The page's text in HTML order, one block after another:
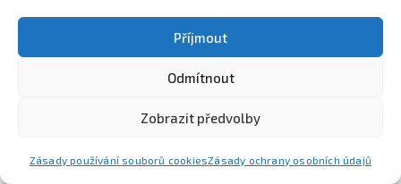
Příjmout
Odmítnout
Zobrazit předvolby
Zásady používání souborů cookiesZásady ochrany osobních údajů